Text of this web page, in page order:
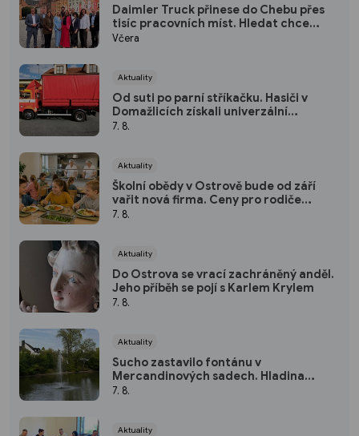
Daimler Truck přinese do Chebu přes
tisíc pracovních míst. Hledat chce
hlavně lidi z regionu
Včera
Aktuality
Od suti po parní stříkačku. Hasiči v
Domažlicích získali univerzální
kontejner
7. 8.
Aktuality
Školní obědy v Ostrově bude od září
vařit nová firma. Ceny pro rodiče
zůstávají stejné
7. 8.
Aktuality
Do Ostrova se vrací zachráněný anděl.
Jeho příběh se pojí s Karlem Krylem
7. 8.
Aktuality
Sucho zastavilo fontánu v
Mercandinových sadech. Hladina
rybníka výrazně klesla
7. 8.
Aktuality